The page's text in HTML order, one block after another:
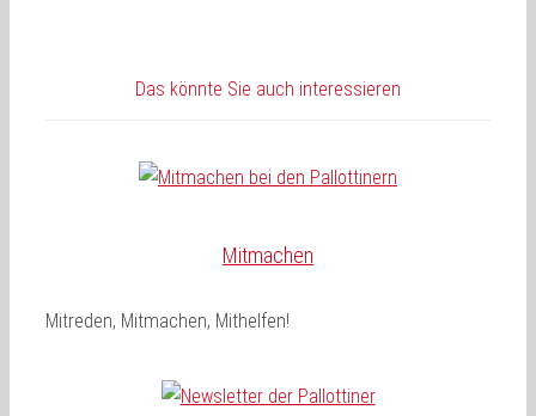
Das könnte Sie auch interessieren
Mitmachen
Mitreden, Mitmachen, Mithelfen!